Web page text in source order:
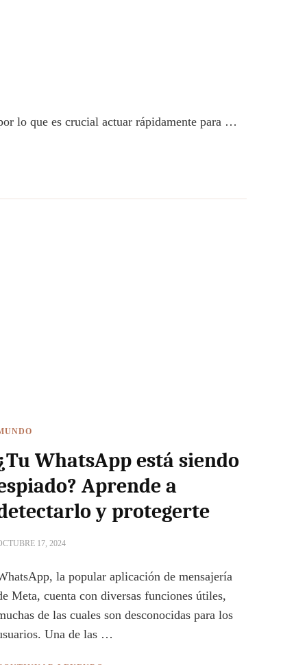
lo que es crucial actuar rápidamente para …
WhatsApp está siendo
Aprende a
y protegerte
17, 2024
la popular aplicación de mensajería
Meta, cuenta con diversas funciones útiles,
de las cuales son desconocidas para los
Una de las …